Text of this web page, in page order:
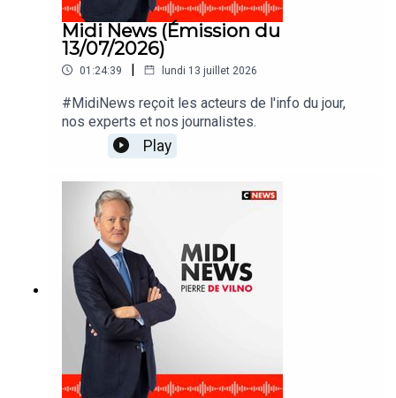
Midi News (Émission du
13/07/2026)
01:24:39 | lundi 13 juillet 2026
#MidiNews reçoit les acteurs de l'info du jour,
nos experts et nos journalistes.
Play